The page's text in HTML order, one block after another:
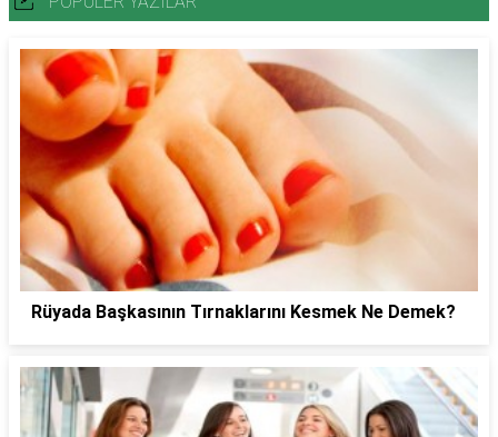
Rüyada Başkasının Tırnaklarını Kesmek Ne Demek?